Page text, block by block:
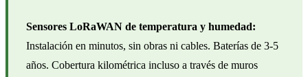
Sensores LoRaWAN de temperatura y humedad:
Instalación en minutos, sin obras ni cables. Baterías de 3-5
años. Cobertura kilométrica incluso a través de muros